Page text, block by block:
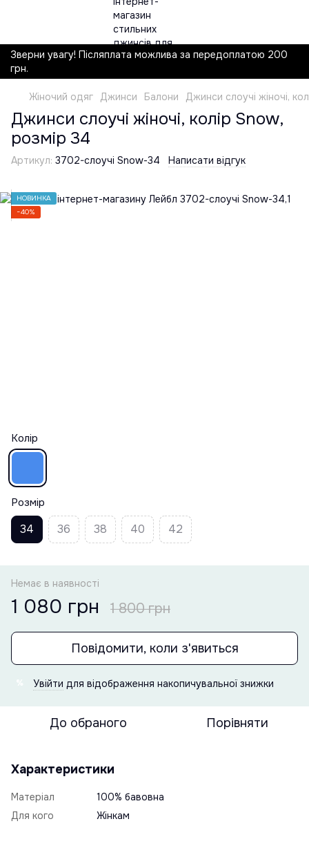
Зверни увагу! Післяплата можлива за передоплатою 200
грн.
Жіночий одяг Джинси Балони Джинси слоучі жіночі,
Джинси слоучі жіночі, колір Snow,
розмір 34
Артикул: 3702-слоучі Snow-34 Написати відгук
НОВИНКА
−40%
Колір
Розмір
34 36 38 40 42
Немає в наявності
1 080 грн 1 800 грн
Повідомити, коли з'явиться
Увійти для відображення накопичувальної знижки
До обраного Порівняти
Характеристики
Матеріал
100% бавовна
Для кого
Жінкам